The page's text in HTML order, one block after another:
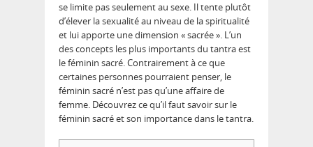
se limite pas seulement au sexe. Il tente plutôt
d’élever la sexualité au niveau de la spiritualité
et lui apporte une dimension « sacrée ». L’un
des concepts les plus importants du tantra est
le féminin sacré. Contrairement à ce que
certaines personnes pourraient penser, le
féminin sacré n’est pas qu’une affaire de
femme. Découvrez ce qu’il faut savoir sur le
féminin sacré et son importance dans le tantra.